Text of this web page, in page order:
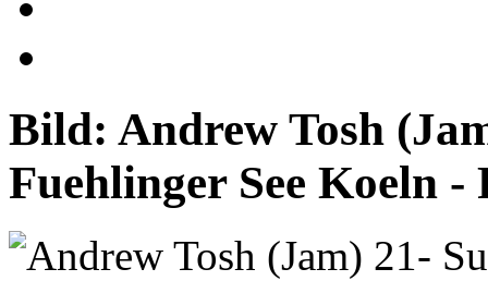
Bild: Andrew Tosh
Fuehlinger See Koeln -